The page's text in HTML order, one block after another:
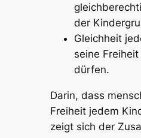
der
Gleichheit
seine
dürfen.
Darin, dass
Freiheitjedem
zeigt sich der